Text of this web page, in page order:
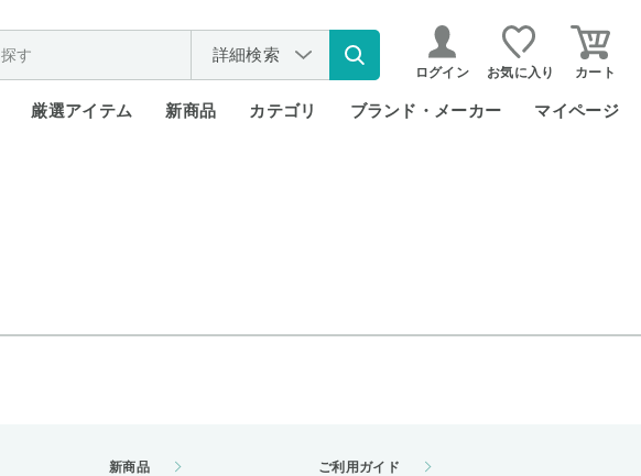
詳細検索
ログイン お気に入り カート
厳選アイテム 新商品 カテゴリ ブランド・メーカー マイページ
新商品 ご利用ガイド